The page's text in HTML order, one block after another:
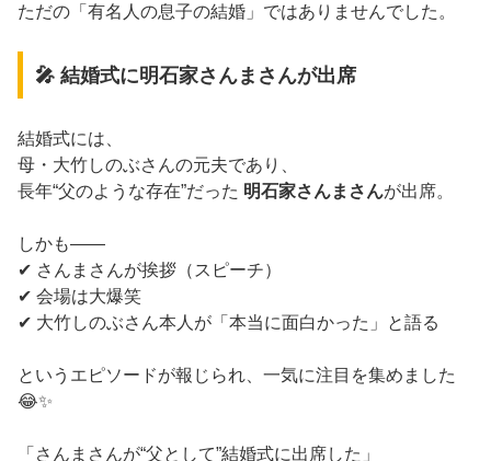
ただの「有名人の息子の結婚」ではありませんでした。
🎤 結婚式に明石家さんまさんが出席
結婚式には、
母・大竹しのぶさんの元夫であり、
長年“父のような存在”だった 明石家さんまさんが出席。
しかも――
✔ さんまさんが挨拶（スピーチ）
✔ 会場は大爆笑
✔ 大竹しのぶさん本人が「本当に面白かった」と語る
というエピソードが報じられ、一気に注目を集めました
😂✨
「さんまさんが“父として”結婚式に出席した」